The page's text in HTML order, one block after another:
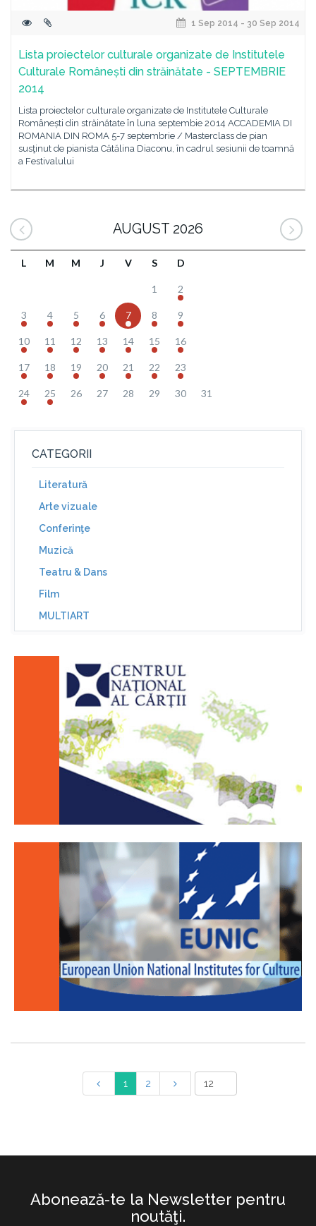
1 Sep 2014 - 30 Sep 2014
Lista proiectelor culturale organizate de Institutele
Culturale Românești din străinătate - SEPTEMBRIE
2014
Lista proiectelor culturale organizate de Institutele Culturale
Românești din străinătate în luna septembie 2014 ACCADEMIA DI
ROMANIA DIN ROMA 5-7 septembrie / Masterclass de pian
susţinut de pianista Cătălina Diaconu, în cadrul sesiunii de toamnă
a Festivalului
AUGUST 2026
L M M J V S D
1 2
3 4 5 6 7 8 9
10 11 12 13 14 15 16
17 18 19 20 21 22 23
24 25 26 27 28 29 30 31
CATEGORII
Literatură
Arte vizuale
Conferinţe
Muzică
Teatru & Dans
Film
MULTIART
1 2
Abonează-te la Newsletter pentru
noutăţi.